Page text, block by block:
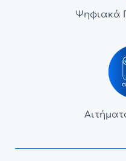
Ψηφιακά